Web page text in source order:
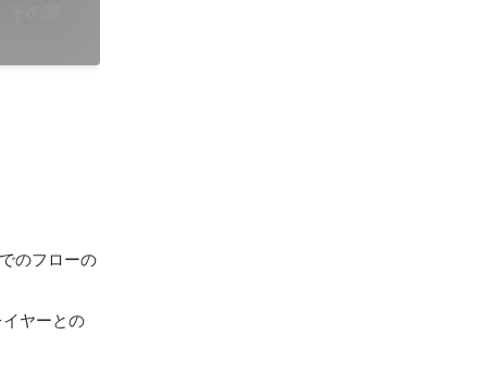
のフローの
ヤーとの